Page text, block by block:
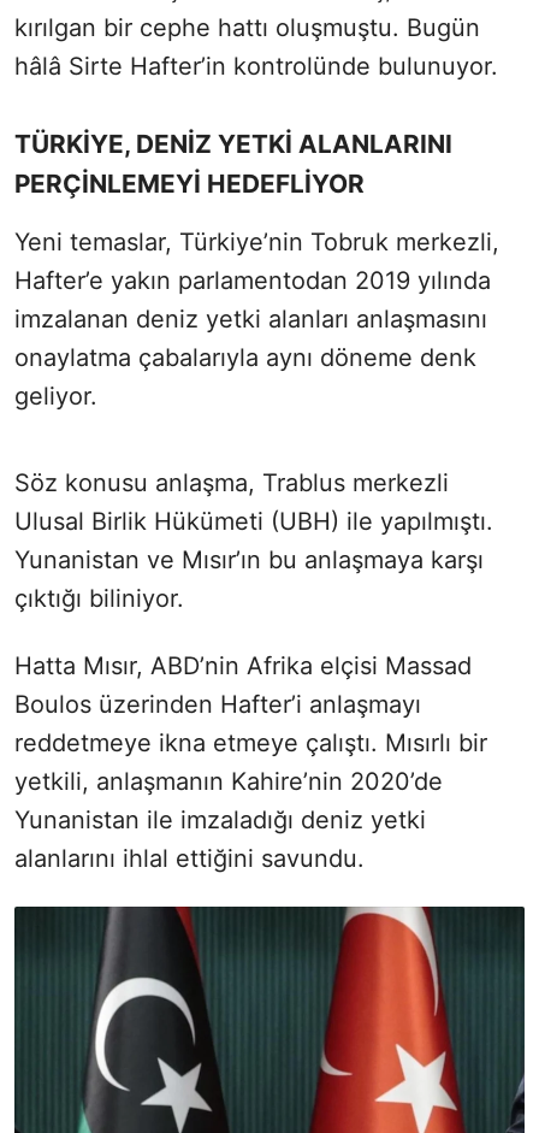
kırılgan bir cephe hattı oluşmuştu. Bugün
hâlâ Sirte Hafter’in kontrolünde bulunuyor.
TÜRKİYE, DENİZ YETKİ ALANLARINI
PERÇİNLEMEYİ HEDEFLİYOR
Yeni temaslar, Türkiye’nin Tobruk merkezli,
Hafter’e yakın parlamentodan 2019 yılında
imzalanan deniz yetki alanları anlaşmasını
onaylatma çabalarıyla aynı döneme denk
geliyor.
Söz konusu anlaşma, Trablus merkezli
Ulusal Birlik Hükümeti (UBH) ile yapılmıştı.
Yunanistan ve Mısır’ın bu anlaşmaya karşı
çıktığı biliniyor.
Hatta Mısır, ABD’nin Afrika elçisi Massad
Boulos üzerinden Hafter’i anlaşmayı
reddetmeye ikna etmeye çalıştı. Mısırlı bir
yetkili, anlaşmanın Kahire’nin 2020’de
Yunanistan ile imzaladığı deniz yetki
alanlarını ihlal ettiğini savundu.